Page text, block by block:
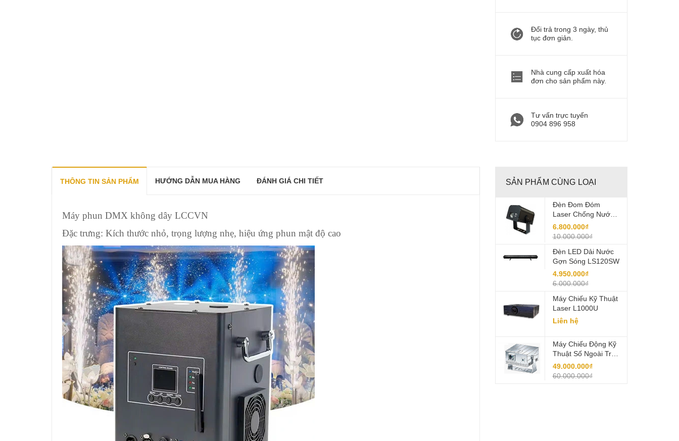
Đổi trả trong 3 ngày, thủ
tục đơn giản.
Nhà cung cấp xuất hóa
đơn cho sản phẩm này.
Tư vấn trực tuyến
0904 896 958
THÔNG TIN SẢN PHẨM HƯỚNG DẪN MUA HÀNG ĐÁNH GIÁ CHI TIẾT
Máy phun DMX không dây LCCVN
Đặc trưng: Kích thước nhỏ, trọng lượng nhẹ, hiệu ứng phun mật độ cao
SẢN PHẨM CÙNG LOẠI
Đèn Đom Đóm
Laser Chống Nước
IP65 Mã LS-SL101
6.800.000₫
10.000.000₫
Đèn LED Dải Nước
Gợn Sóng LS120SW
4.950.000₫
6.000.000₫
Máy Chiếu Kỹ Thuật
Laser L1000U
Liên hệ
Máy Chiếu Động Kỹ
Thuật Số Ngoài Trời
LS1000U/LS1200U
49.000.000₫
60.000.000₫